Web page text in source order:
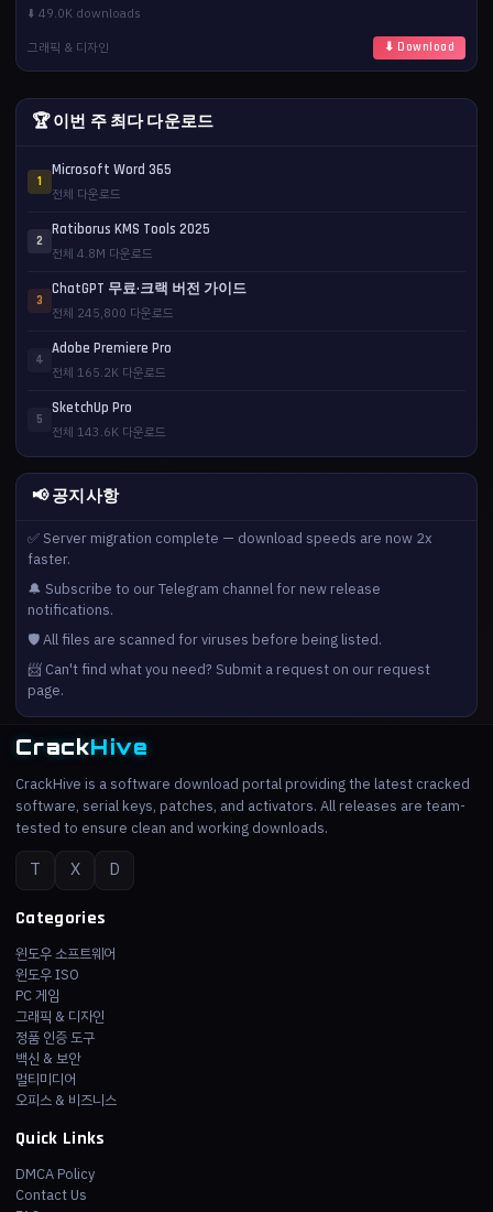
⬇️ 49.0K downloads
그래픽 & 디자인
⬇ Download
🏆 이번 주 최다 다운로드
1
Microsoft Word 365
전체 다운로드
2
Ratiborus KMS Tools 2025
전체 4.8M 다운로드
3
ChatGPT 무료·크랙 버전 가이드
전체 245,800 다운로드
4
Adobe Premiere Pro
전체 165.2K 다운로드
5
SketchUp Pro
전체 143.6K 다운로드
📢 공지사항
✅ Server migration complete — download speeds are now 2x
faster.
🔔 Subscribe to our Telegram channel for new release
notifications.
🛡️ All files are scanned for viruses before being listed.
📨 Can't find what you need? Submit a request on our request
page.
CrackHive
CrackHive is a software download portal providing the latest cracked
software, serial keys, patches, and activators. All releases are team-
tested to ensure clean and working downloads.
T X D
Categories
윈도우 소프트웨어
윈도우 ISO
PC 게임
그래픽 & 디자인
정품 인증 도구
백신 & 보안
멀티미디어
오피스 & 비즈니스
Quick Links
DMCA Policy
Contact Us